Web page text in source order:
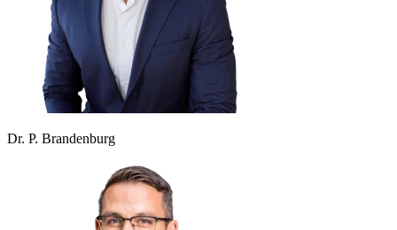
Dr. P. Brandenburg